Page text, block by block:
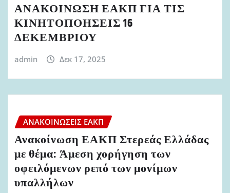
ΑΝΑΚΟΙΝΩΣΗ ΕΑΚΠ ΓΙΑ ΤΙΣ
ΚΙΝΗΤΟΠΟΗΣΕΙΣ 16
ΔΕΚΕΜΒΡΙΟΥ
admin Δεκ 17, 2025
ΑΝΑΚΟΙΝΏΣΕΙΣ ΕΑΚΠ
Ανακοίνωση ΕΑΚΠ Στερεάς Ελλάδας
με θέμα: Άμεση χορήγηση των
οφειλόμενων ρεπό των μονίμων
υπαλλήλων